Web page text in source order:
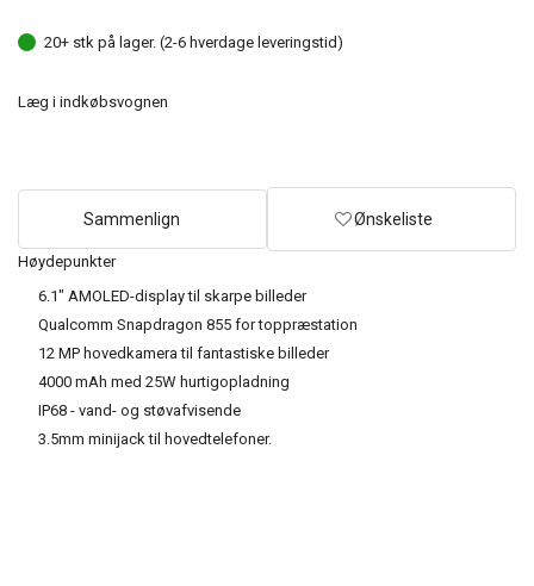
Høydepunkter
6.1" AMOLED-display til skarpe billeder
Qualcomm Snapdragon 855 for toppræstation
12 MP hovedkamera til fantastiske billeder
4000 mAh med 25W hurtigopladning
IP68 - vand- og støvafvisende
3.5mm minijack til hovedtelefoner.
20+ stk på lager. (2-6 hverdage leveringstid)
Læg i indkøbsvognen
Sammenlign Ønskeliste